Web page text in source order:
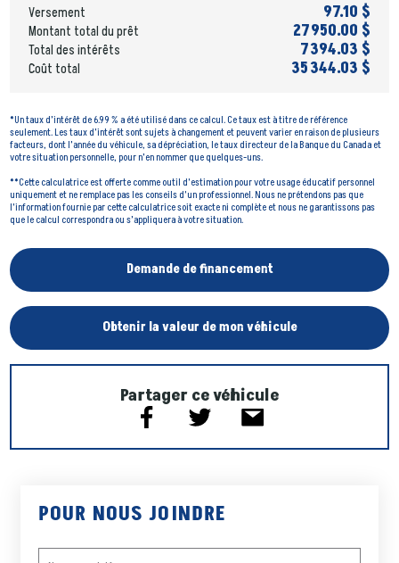
Versement 97.10 $
Montant total du prêt 27 950.00 $
Total des intérêts 7 394.03 $
Coût total 35 344.03 $
*Un taux d’intérêt de 6.99 % a été utilisé dans ce calcul. Ce taux est à titre de référence
seulement. Les taux d’intérêt sont sujets à changement et peuvent varier en raison de plusieurs
facteurs, dont l’année du véhicule, sa dépréciation, le taux directeur de la Banque du Canada et
votre situation personnelle, pour n’en nommer que quelques-uns.
**Cette calculatrice est offerte comme outil d'estimation pour votre usage éducatif personnel
uniquement et ne remplace pas les conseils d'un professionnel. Nous ne prétendons pas que
l'information fournie par cette calculatrice soit exacte ni complète et nous ne garantissons pas
que le calcul correspondra ou s’appliquera à votre situation.
Demande de financement
Obtenir la valeur de mon véhicule
Partager ce véhicule
POUR NOUS JOINDRE